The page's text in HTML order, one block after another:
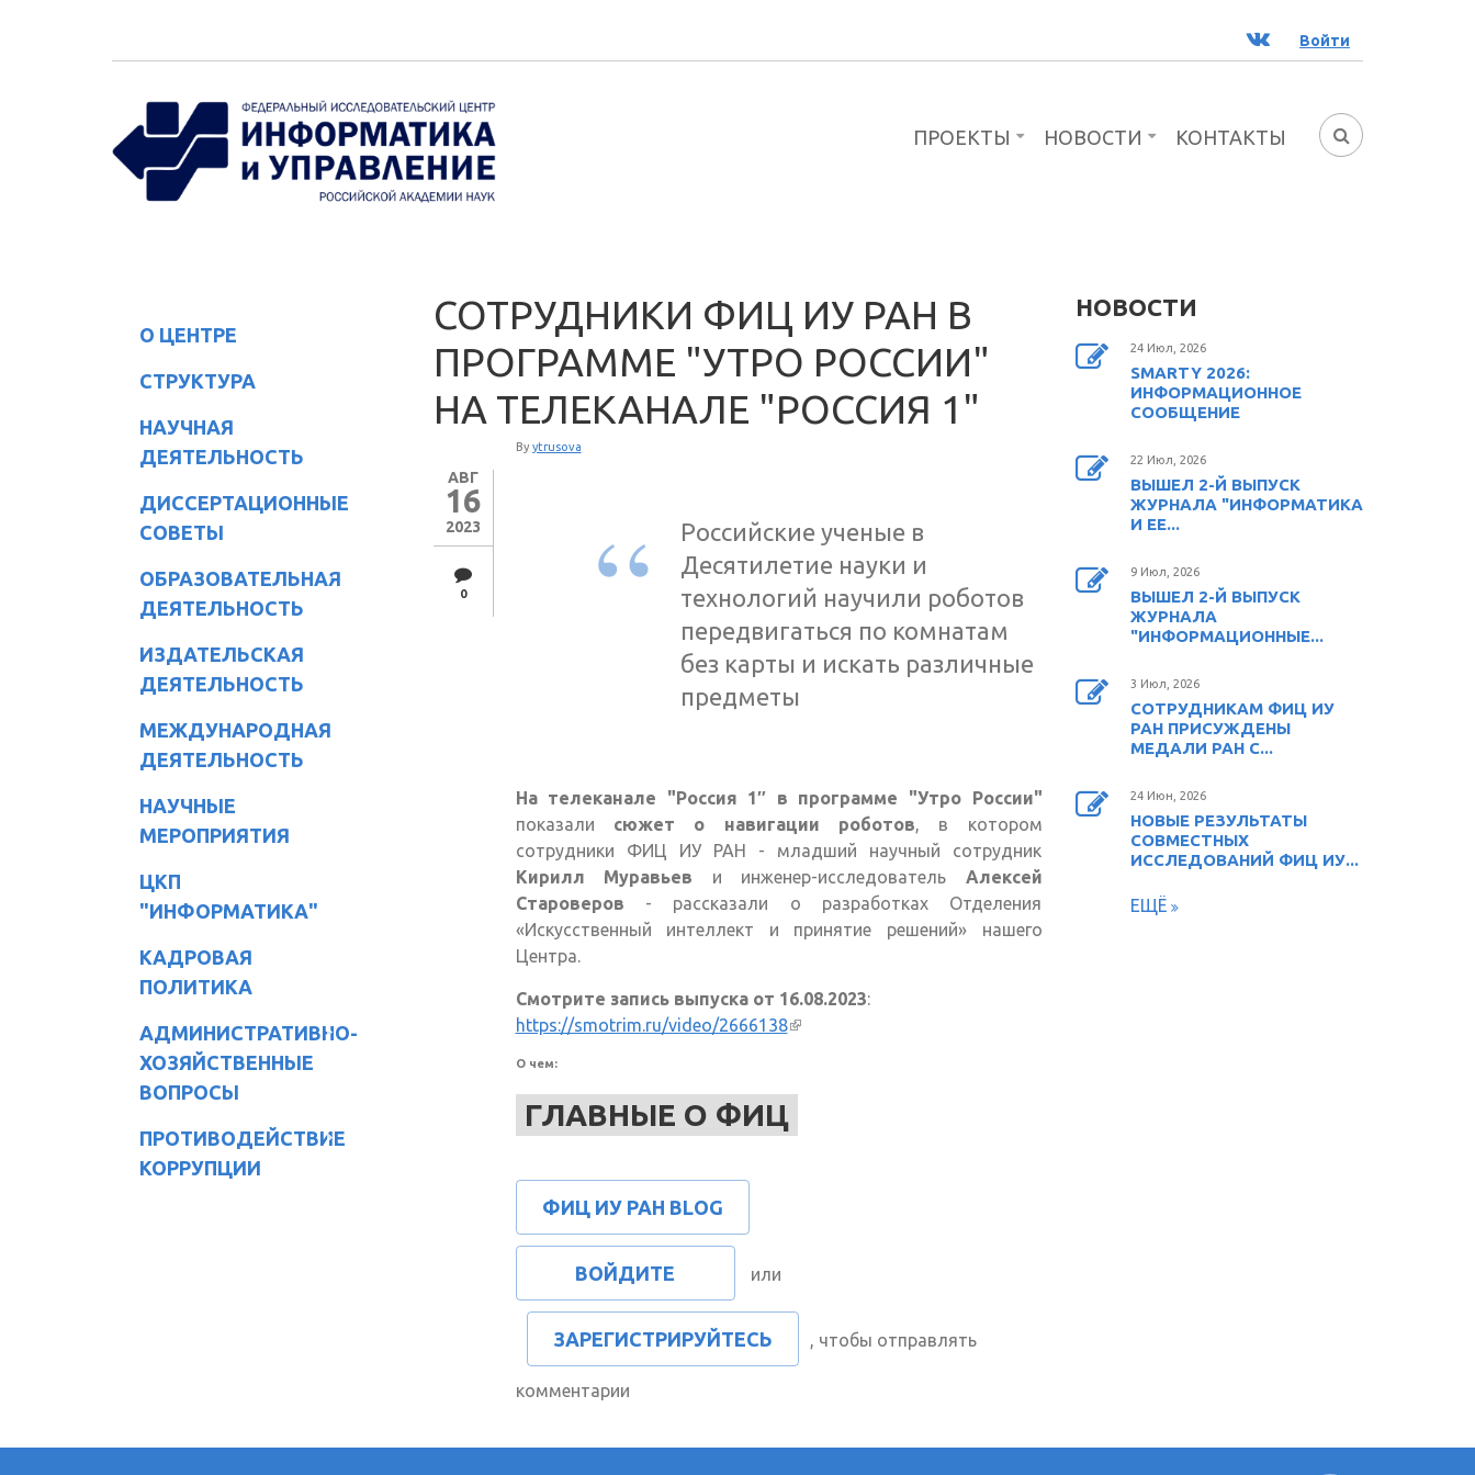
ВК Войти
ФОРМА
ПРОЕКТЫ НОВОСТИ КОНТАКТЫ
О ЦЕНТРЕ
СТРУКТУРА
НАУЧНАЯ
ДЕЯТЕЛЬНОСТЬ
ДИССЕРТАЦИОННЫЕ
СОВЕТЫ
ОБРАЗОВАТЕЛЬНАЯ
ДЕЯТЕЛЬНОСТЬ
ИЗДАТЕЛЬСКАЯ
ДЕЯТЕЛЬНОСТЬ
МЕЖДУНАРОДНАЯ
ДЕЯТЕЛЬНОСТЬ
НАУЧНЫЕ
МЕРОПРИЯТИЯ
ЦКП
"ИНФОРМАТИКА"
КАДРОВАЯ
ПОЛИТИКА
АДМИНИСТРАТИВНО-
ХОЗЯЙСТВЕННЫЕ
ВОПРОСЫ
ПРОТИВОДЕЙСТВИЕ
КОРРУПЦИИ
СОТРУДНИКИ ФИЦ ИУ РАН В
ПРОГРАММЕ "УТРО РОССИИ"
НА ТЕЛЕКАНАЛЕ "РОССИЯ 1"
АВГ
16
2023
0
By ytrusova
Российские ученые в
Десятилетие науки и
технологий научили роботов
передвигаться по комнатам
без карты и искать различные
предметы
На телеканале "Россия 1″ в программе "Утро России"
показали сюжет о навигации роботов, в котором
сотрудники ФИЦ ИУ РАН - младший научный сотрудник
Кирилл Муравьев и инженер-исследователь Алексей
Староверов - рассказали о разработках Отделения
«Искусственный интеллект и принятие решений» нашего
Центра.
Смотрите запись выпуска от 16.08.2023:
https://smotrim.ru/video/2666138(внешняя ссылка)
О чем:
ГЛАВНЫЕ О ФИЦ
ФИЦ ИУ РАН BLOG
ВОЙДИТЕ или
ЗАРЕГИСТРИРУЙТЕСЬ , чтобы отправлять
комментарии
НОВОСТИ
24 Июл, 2026
SMARTY 2026:
ИНФОРМАЦИОННОЕ
СООБЩЕНИЕ
22 Июл, 2026
ВЫШЕЛ 2-Й ВЫПУСК
ЖУРНАЛА "ИНФОРМАТИКА
И ЕЕ...
9 Июл, 2026
ВЫШЕЛ 2-Й ВЫПУСК
ЖУРНАЛА
"ИНФОРМАЦИОННЫЕ...
3 Июл, 2026
СОТРУДНИКАМ ФИЦ ИУ
РАН ПРИСУЖДЕНЫ
МЕДАЛИ РАН С...
24 Июн, 2026
НОВЫЕ РЕЗУЛЬТАТЫ
СОВМЕСТНЫХ
ИССЛЕДОВАНИЙ ФИЦ ИУ...
ЕЩЁ